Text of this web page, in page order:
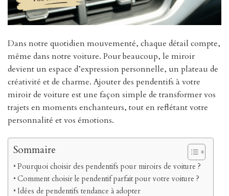
Dans notre quotidien mouvementé, chaque détail compte,
même dans notre voiture. Pour beaucoup, le miroir
devient un espace d’expression personnelle, un plateau de
créativité et de charme. Ajouter des pendentifs à votre
miroir de voiture est une façon simple de transformer vos
trajets en moments enchanteurs, tout en reflétant votre
personnalité et vos émotions.
Sommaire
Pourquoi choisir des pendentifs pour miroirs de voiture ?
Comment choisir le pendentif parfait pour votre voiture ?
Idées de pendentifs tendance à adopter